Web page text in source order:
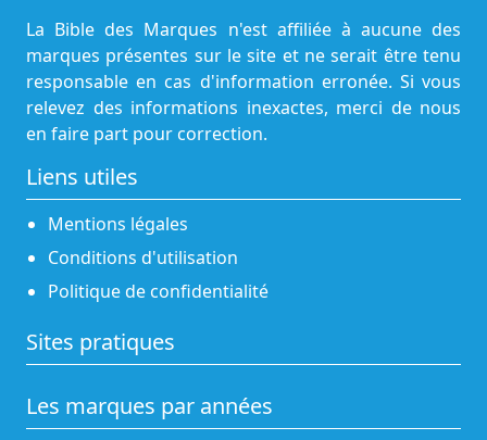
La Bible des Marques n'est affiliée à aucune des
marques présentes sur le site et ne serait être tenu
responsable en cas d'information erronée. Si vous
relevez des informations inexactes, merci de nous
en faire part pour correction.
Liens utiles
Mentions légales
Conditions d'utilisation
Politique de confidentialité
Sites pratiques
Les marques par années